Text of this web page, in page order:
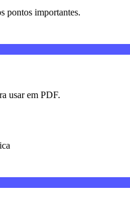
pontos importantes.
usar em PDF.